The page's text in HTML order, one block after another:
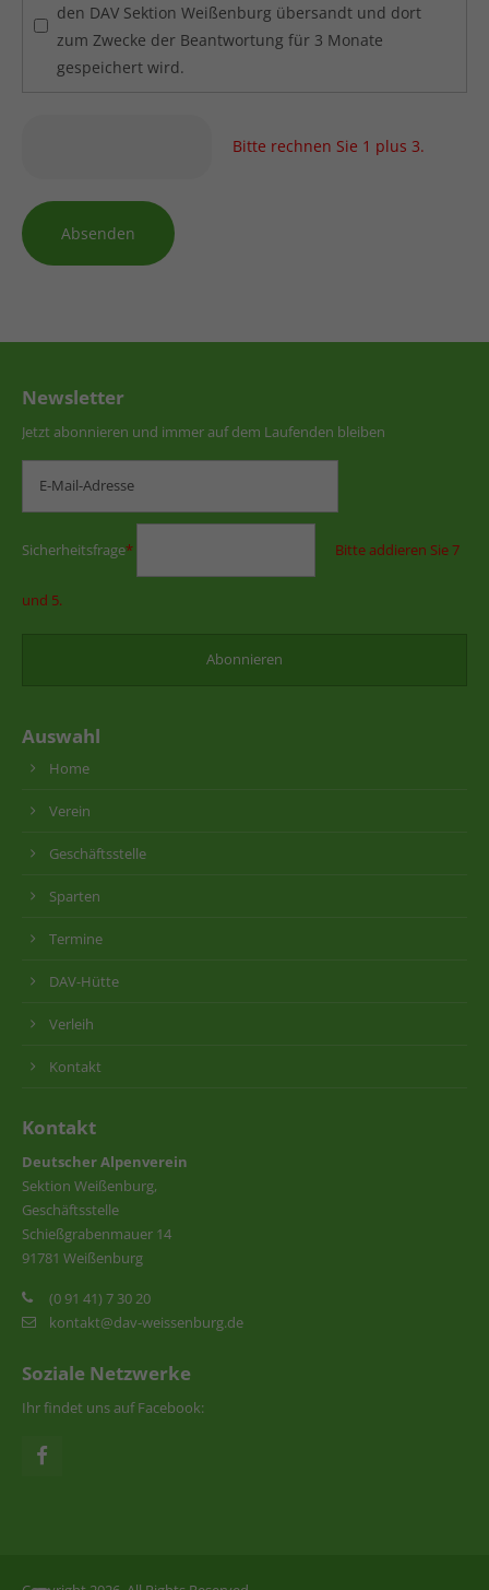
den DAV Sektion Weißenburg übersandt und dort
zum Zwecke der Beantwortung für 3 Monate
gespeichert wird.
Bitte rechnen Sie 1 plus 3.
Absenden
Newsletter
Jetzt abonnieren und immer auf dem Laufenden bleiben
Sicherheitsfrage* Bitte addieren Sie 7
und 5.
Auswahl
Home
Verein
Geschäftsstelle
Sparten
Termine
DAV-Hütte
Verleih
Kontakt
Kontakt
Deutscher Alpenverein
Sektion Weißenburg,
Geschäftsstelle
Schießgrabenmauer 14
91781 Weißenburg
(0 91 41) 7 30 20
kontakt@dav-weissenburg.de
Soziale Netzwerke
Ihr findet uns auf Facebook: